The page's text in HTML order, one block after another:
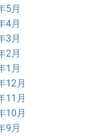
5月
4月
3月
2月
1月
12月
11月
10月
9月